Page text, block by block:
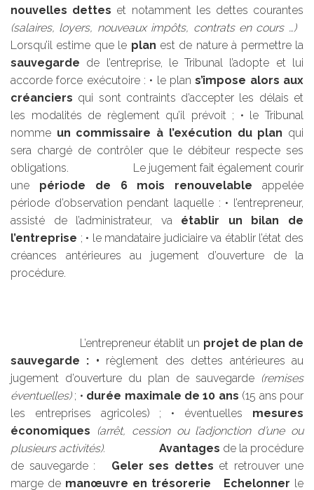
nouvelles dettes et notamment les dettes courantes
(salaires, loyers, nouveaux impôts, contrats en cours …)
Lorsqu’il estime que le plan est de nature à permettre la
sauvegarde de l’entreprise, le Tribunal l’adopte et lui
accorde force exécutoire : • le plans’impose alors aux
créanciers qui sont contraints d’accepter les délais et
les modalités de règlement qu’il prévoit ; • le Tribunal
nomme un commissaire à l’exécution du plan qui
sera chargé de contrôler que le débiteur respecte ses
obligations. Le jugement fait également courir
une période de 6 mois renouvelableappelée
période d’observation pendant laquelle : • l’entrepreneur,
assisté de l’administrateur, va établir un bilan de
l’entreprise ; • le mandataire judiciaire va établir l’état des
créances antérieures au jugement d’ouverture de la
procédure.
L’entrepreneur établit un projet de plan de
sauvegarde : • règlement des dettes antérieures au
jugement d’ouverture du plan de sauvegarde (remises
éventuelles); • durée maximale de 10 ans (15 ans pour
les entreprises agricoles) ; • éventuelles mesures
économiques
(arrêt, cession ou l’adjonction d’une ou
plusieurs activités).
Avantages de la procédure
de sauvegarde : Geler ses dettes et retrouver une
marge de manœuvre en trésorerie Echelonner le